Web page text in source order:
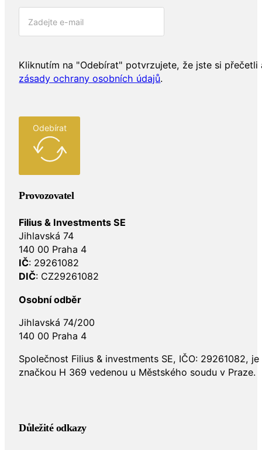
Kliknutím na "Odebírat" potvrzujete, že jste si přečetli
zásady ochrany osobních údajů.
Odebírat
Provozovatel
Filius & Investments SE
Jihlavská 74
140 00 Praha 4
IČ: 29261082
DIČ: CZ29261082
Osobní odběr
Jihlavská 74/200
140 00 Praha 4
Společnost Filius & investments SE, IČO: 29261082,
značkou H 369 vedenou u Městského soudu v Praze.
Důležité odkazy